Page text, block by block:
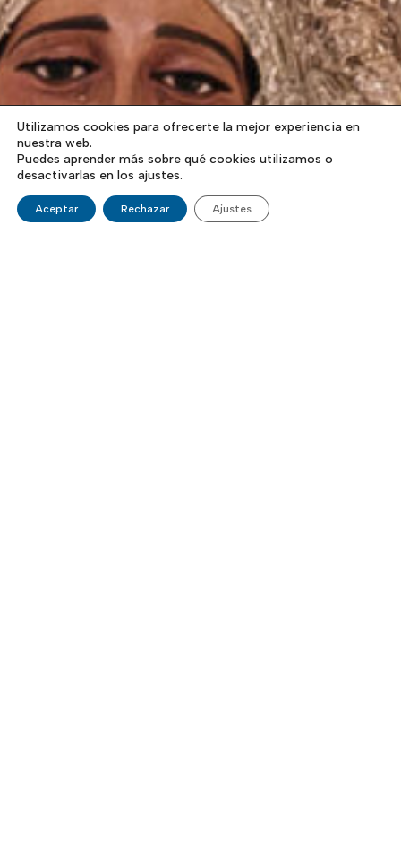
Utilizamos cookies para ofrecerte la mejor experiencia en
nuestra web.
Puedes aprender más sobre qué cookies utilizamos o
desactivarlas en los ajustes.
Aceptar Rechazar Ajustes